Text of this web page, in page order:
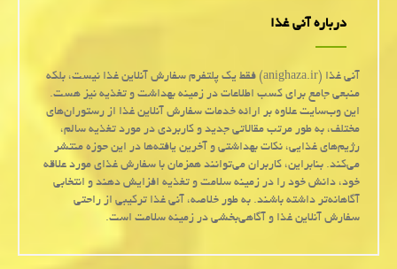
درباره آنی غذا
آنی غذا (anighaza.ir) فقط یک پلتفرم سفارش آنلاین غذا نیست، بلکه
منبعی جامع برای کسب اطلاعات در زمینه بهداشت و تغذیه نیز هست.
این وب‌سایت علاوه بر ارائه خدمات سفارش آنلاین غذا از رستوران‌های
مختلف، به طور مرتب مقالاتی جدید و کاربردی در مورد تغذیه سالم،
رژیم‌های غذایی، نکات بهداشتی و آخرین یافته‌ها در این حوزه منتشر
می‌کند. بنابراین، کاربران می‌توانند همزمان با سفارش غذای مورد علاقه
خود، دانش خود را در زمینه سلامت و تغذیه افزایش دهند و انتخابی
آگاهانه‌تر داشته باشند. به طور خلاصه، آنی غذا ترکیبی از راحتی
سفارش آنلاین غذا و آگاهی‌بخشی در زمینه سلامت است.